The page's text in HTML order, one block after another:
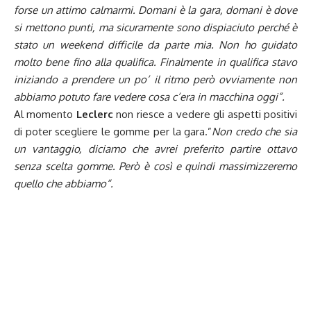
forse un attimo calmarmi. Domani è la gara, domani è dove
si mettono punti, ma sicuramente sono dispiaciuto perché è
stato un weekend difficile da parte mia. Non ho guidato
molto bene fino alla qualifica. Finalmente in qualifica stavo
iniziando a prendere un po’ il ritmo però ovviamente non
abbiamo potuto fare vedere cosa c’era in macchina oggi”.
Al momento Leclercnon riesce a vedere gli aspetti positivi
di poter scegliere le gomme per la gara.”Non credo che sia
un vantaggio, diciamo che avrei preferito partire ottavo
senza scelta gomme. Però è così e quindi massimizzeremo
quello che abbiamo“.